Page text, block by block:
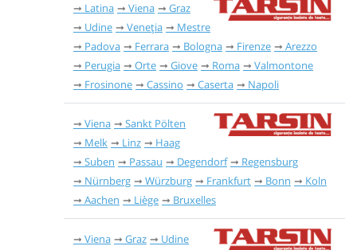
Latina Viena
Graz
Udine
Veneția
Mestre
Padova
Ferrara Bologna Firenze
Arezzo
Perugia
Orte Giove Roma
Valmontone
Frosinone
Cassino Caserta Napoli
Viena
Sankt Pölten
Melk
Linz
Haag
Suben
Passau Degendorf
Regensburg
Nürnberg
Würzburg Frankfurt Bonn
Koln
Aachen
Liège Bruxelles
Viena Graz
Udine